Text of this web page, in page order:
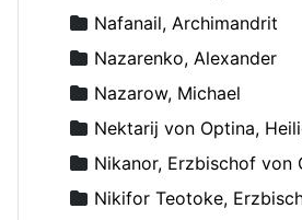
Nafanail, Archimandrit
Nazarenko, Alexander
Nazarow, Michael
Nektarij von Optina,
Nikanor, Erzbischof von
Nikifor Teotoke,